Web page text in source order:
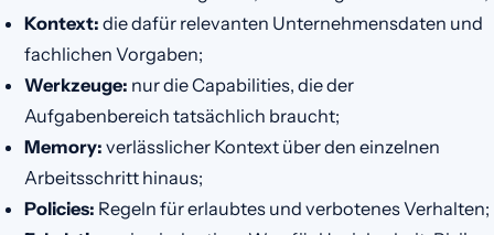
Kontext: die dafür relevanten Unternehmensdaten und
fachlichen Vorgaben;
Werkzeuge: nur die Capabilities, die der
Aufgabenbereich tatsächlich braucht;
Memory: verlässlicher Kontext über den einzelnen
Arbeitsschritt hinaus;
Policies: Regeln für erlaubtes und verbotenes Verhalten;